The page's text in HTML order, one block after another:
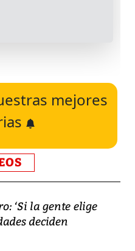
mejores
‘Si la gente elige
deciden